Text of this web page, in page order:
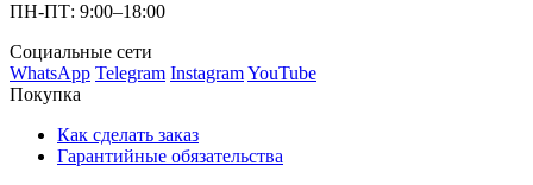
ПН-ПТ: 9:00–18:00
Социальные сети
WhatsApp Telegram InstagramYouTube
Покупка
Как сделать заказ
Гарантийные обязательства